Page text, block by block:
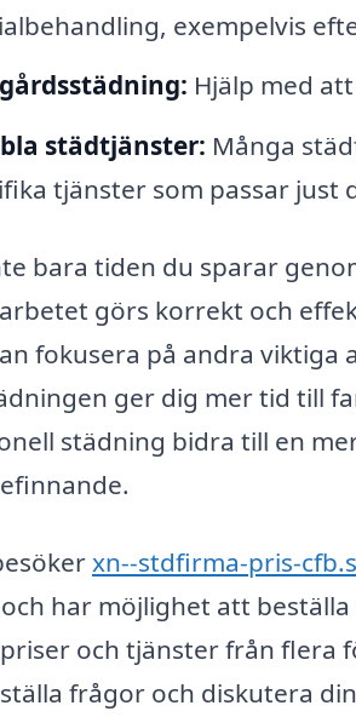
exempelvis
Hjälp med
städtjänster: Många
tjänster som passar just
bara tiden du sparar
görs korrekt och
fokusera på andra viktiga
ger dig mer tid till
städning bidra till en
xn--stdfirma-pris-
har möjlighet att
och tjänster från flera
frågor och diskutera